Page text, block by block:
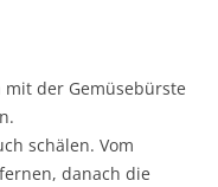
der Gemüsebürste
schälen. Vom
danach die